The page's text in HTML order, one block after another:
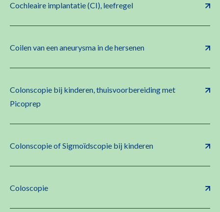
Cochleaire implantatie (CI), leefregel
Coilen van een aneurysma in de hersenen
Colonscopie bij kinderen, thuisvoorbereiding met
Picoprep
Colonscopie of Sigmoïdscopie bij kinderen
Coloscopie